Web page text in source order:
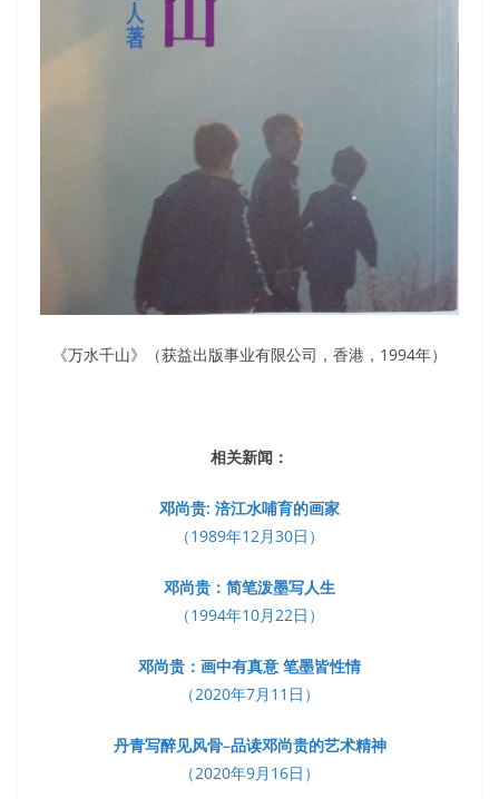
《万水千山》（获益出版事业有限公司，香港，1994年）
相关新闻：
邓尚贵: 涪江水哺育的画家
（1989年12月30日）
邓尚贵：简笔泼墨写人生
（1994年10月22日）
邓尚贵：画中有真意 笔墨皆性情
（2020年7月11日）
丹青写醉见风骨–品读邓尚贵的艺术精神
（2020年9月16日）